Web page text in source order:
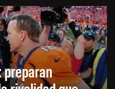
preparan